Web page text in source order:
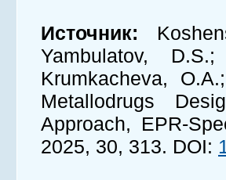
Источник:
Yambulatov,
Krumkacheva,
Metallodrugs
Approach, EPR-
2025, 30, 313. DOI: